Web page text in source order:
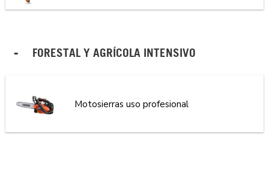
FORESTAL Y AGRÍCOLA INTENSIVO
Motosierras uso profesional